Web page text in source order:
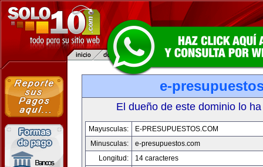
e-
El dueño de este dominio lo
Mayusculas:
E-PRESUPUESTOS.COM
Minusculas:
e-presupuestos.com
Longitud:
14 caracteres